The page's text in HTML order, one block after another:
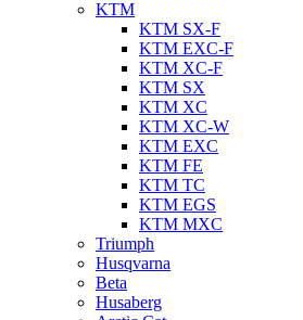
KTM
KTM SX-F
KTM EXC-F
KTM XC-F
KTM SX
KTM XC
KTM XC-W
KTM EXC
KTM FE
KTM TC
KTM EGS
KTM MXC
Triumph
Husqvarna
Beta
Husaberg